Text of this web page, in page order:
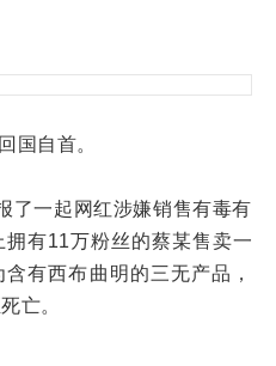
国自首。
了一起网红涉嫌销售有毒有
有11万粉丝的蔡某售卖一
有西布曲明的三无产品，
亡。